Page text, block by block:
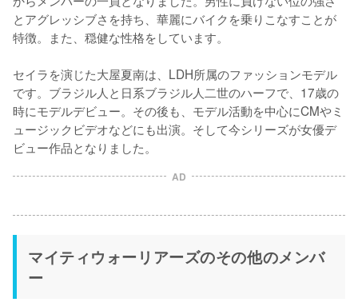
とアグレッシブさを持ち、華麗にバイクを乗りこなすことが
特徴。また、穏健な性格をしています。
セイラを演じた大屋夏南は、LDH所属のファッションモデル
です。ブラジル人と日系ブラジル人二世のハーフで、17歳の
時にモデルデビュー。その後も、モデル活動を中心にCMやミ
ュージックビデオなどにも出演。そして今シリーズが女優デ
ビュー作品となりました。
AD
マイティウォーリアーズのその他のメンバ
ー